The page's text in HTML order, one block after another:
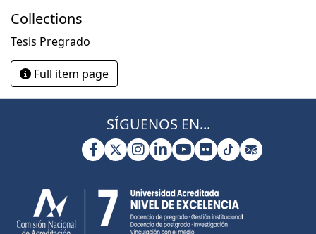
Collections
Tesis Pregrado
Full item page
SÍGUENOS EN...